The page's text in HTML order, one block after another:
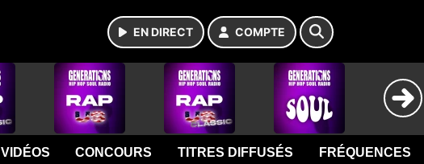
EN DIRECT COMPTE
VIDÉOS CONCOURS TITRES DIFFUSÉS FRÉQUENCES